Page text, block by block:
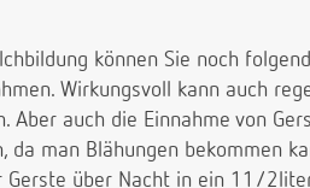
können Sie noch
Wirkungsvoll kann auch
Aber auch die Einnahme von
da man Blähungen bekommen
Gerste über Nacht in ein 11/